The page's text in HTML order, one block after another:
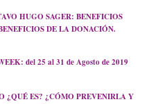
HUGO SAGER: BENEFICIOS
DE LA DONACIÓN.
del 25 al 31 de Agosto de 2019
¿QUÉ ES? ¿CÓMO PREVENIRLA Y